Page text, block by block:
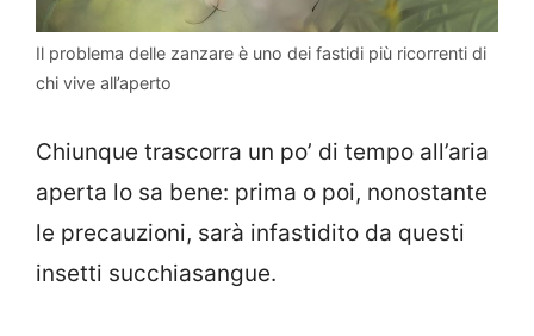
Il problema delle zanzare è uno dei fastidi più ricorrenti di
chi vive all’aperto
Chiunque trascorra un po’ di tempo all’aria
aperta lo sa bene: prima o poi, nonostante
le precauzioni, sarà infastidito da questi
insetti succhiasangue.